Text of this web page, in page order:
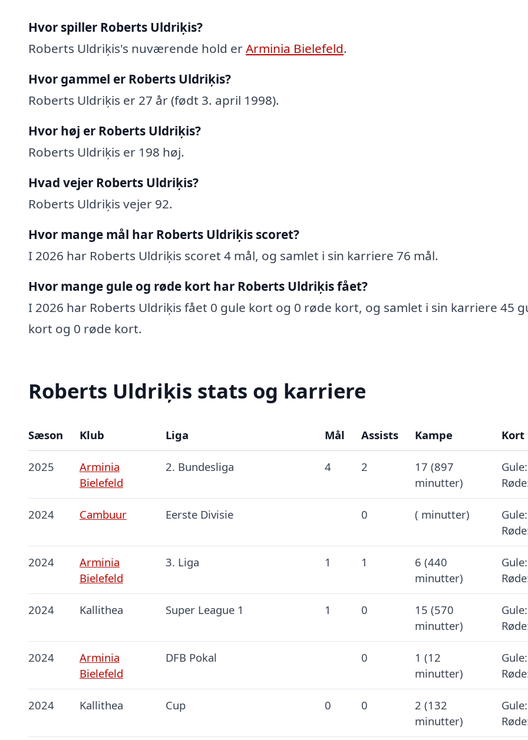
Hvor spiller Roberts Uldriķis?
Roberts Uldriķis's nuværende hold erArminia Bielefeld.
Hvor gammel er Roberts Uldriķis?
Roberts Uldriķis er 27 år (født 3. april 1998).
Hvor høj er Roberts Uldriķis?
Roberts Uldriķis er 198 høj.
Hvad vejer Roberts Uldriķis?
Roberts Uldriķis vejer 92.
Hvor mange mål har Roberts Uldriķis scoret?
I 2026 har Roberts Uldriķis scoret 4 mål, og samlet i sin karriere 76 mål.
Hvor mange gule og røde kort har Roberts Uldriķis fået?
I 2026 har Roberts Uldriķis fået 0 gule kort og 0 røde kort, og samlet i sin karriere 45
kort og 0 røde kort.
Roberts Uldriķis stats og karriere
Sæson Klub Liga Mål Assists Kampe Kort
2025
Arminia
Bielefeld
2. Bundesliga 4 2
17 (897
minutter)
2024 Cambuur Eerste Divisie 0 ( minutter)
2024
Arminia
Bielefeld
3. Liga 1 1
6 (440
minutter)
2024 Kallithea Super League 1 1 0
15 (570
minutter)
2024
Arminia
Bielefeld
DFB Pokal 0
1 (12
minutter)
2024 Kallithea Cup 0 0
2 (132
minutter)